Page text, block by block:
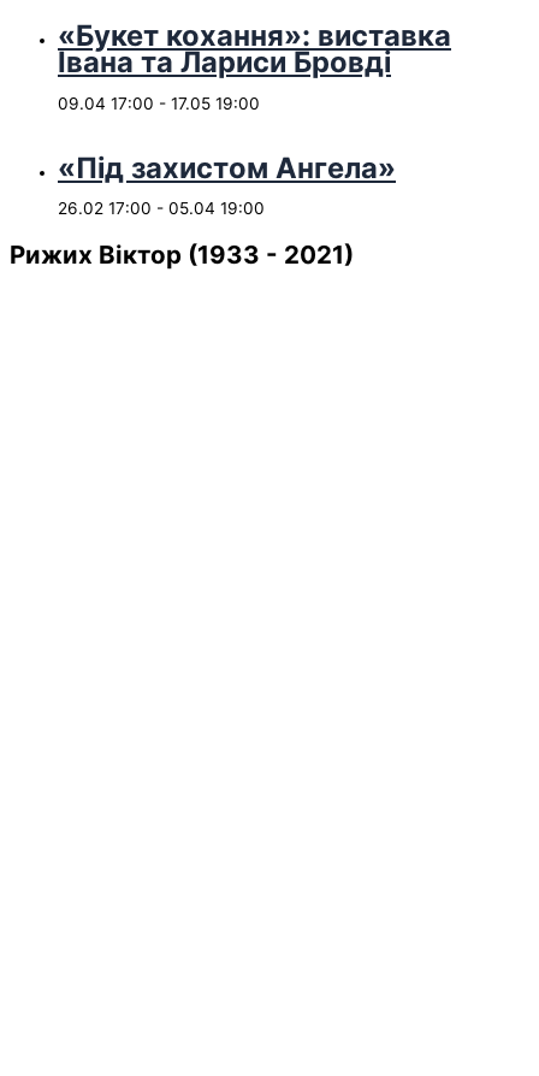
«Букет кохання»: виставка
Івана та Лариси Бровді
09.04 17:00 - 17.05 19:00
«Під захистом Ангела»
26.02 17:00 - 05.04 19:00
Рижих Віктор (1933 - 2021)